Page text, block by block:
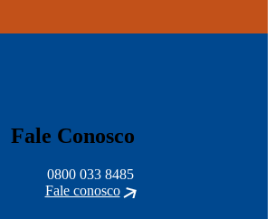
Fale Conosco
0800 033 8485
Fale conosco